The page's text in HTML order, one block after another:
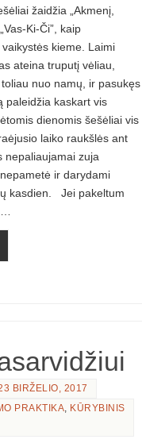
žaidžia „Akmenį,
Ki-Či”, kaip
kieme. Laimi
ateina truputį vėliau,
nuo namų, ir pasukęs
paleidžia kaskart vis
dienomis šešėliai vis
laiko raukšlės ant
nepaliaujamai zuja
ir darydami
kasdien. Jei pakeltum
BIRŽELIO, 2017
PRAKTIKA, KŪRYBINIS